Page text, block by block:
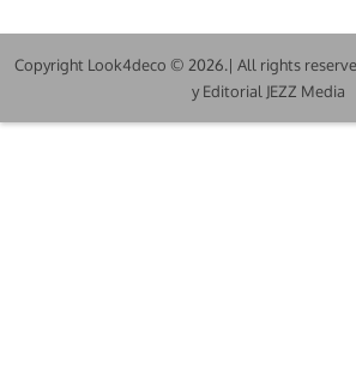
Copyright Look4deco © 2026.| All rights
y Editorial JEZZ Media